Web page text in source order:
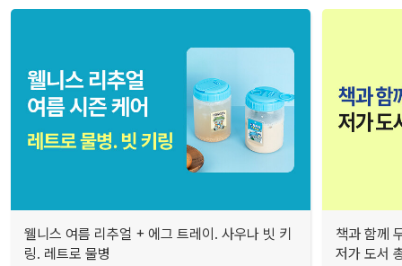
웰니스 여름 리추얼 + 에그 트레이. 사우나 빗 키
링. 레트로 물병
책과 함께
저가 도서